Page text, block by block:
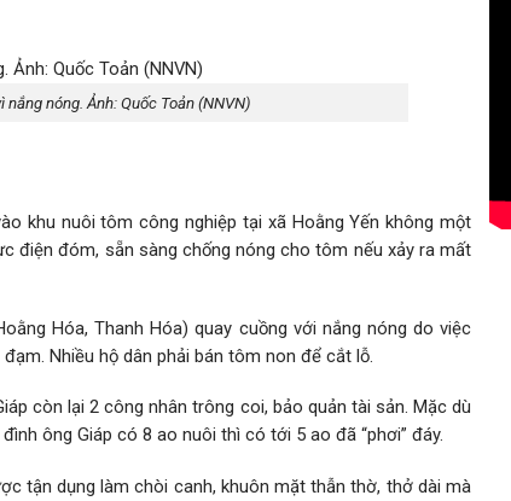
nóng. Ảnh: Quốc Toản (NNVN)
khu nuôi tôm công nghiệp tại xã Hoằng Yến không một
điện đóm, sẵn sàng chống nóng cho tôm nếu xảy ra mất
Hóa, Thanh Hóa) quay cuồng với nắng nóng do việc
Nhiều hộ dân phải bán tôm non để cắt lỗ.
còn lại 2 công nhân trông coi, bảo quản tài sản. Mặc dù
ông Giáp có 8 ao nuôi thì có tới 5 ao đã “phơi” đáy.
tận dụng làm chòi canh, khuôn mặt thẫn thờ, thở dài mà